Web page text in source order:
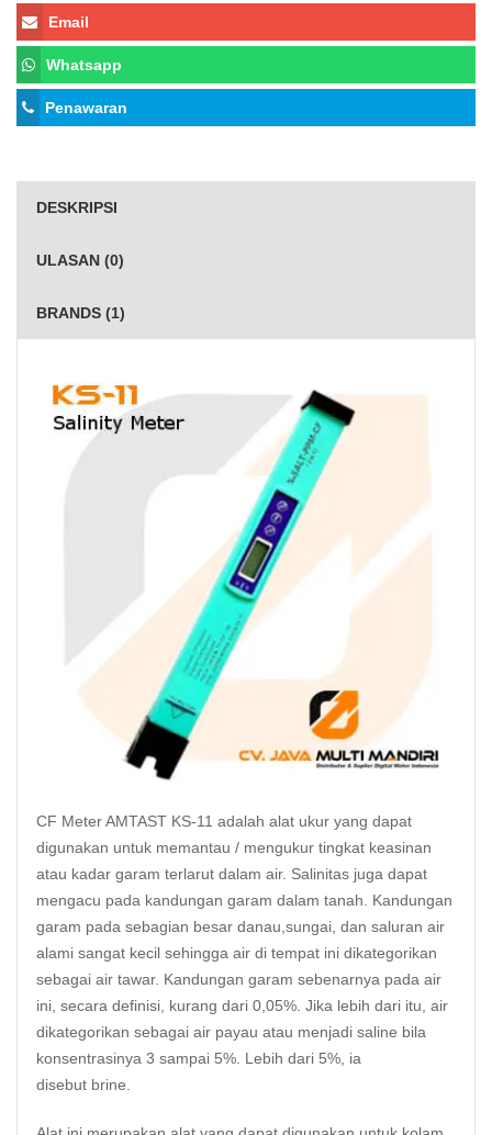
Email
Whatsapp
Penawaran
DESKRIPSI
ULASAN (0)
BRANDS (1)
CF MeterAMTAST KS-11 adalah alat ukur yang dapat
digunakan untuk memantau / mengukur tingkat keasinan
atau kadar garam terlarut dalam air. Salinitas juga dapat
mengacu pada kandungan garam dalam tanah. Kandungan
garam pada sebagian besar danau,sungai, dan saluran air
alami sangat kecil sehingga air di tempat ini dikategorikan
sebagai air tawar. Kandungan garam sebenarnya pada air
ini, secara definisi, kurang dari 0,05%. Jika lebih dari itu, air
dikategorikan sebagai air payau atau menjadi saline bila
konsentrasinya 3 sampai 5%. Lebih dari 5%, ia
disebut brine.